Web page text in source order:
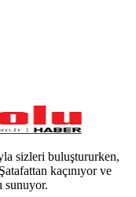
sizleri buluştururken,
kaçınıyor ve
sunuyor.